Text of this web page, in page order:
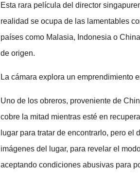
Esta rara película del director
realidad se ocupa de las lamentables
países como Malasia, Indonesia o
de origen.
La cámara explora un emprendimiento
Uno de los obreros, proveniente de
cobre la mitad mientras esté en
lugar para tratar de encontrarlo, pero
imágenes del lugar, para revelar el
aceptando condiciones abusivas para